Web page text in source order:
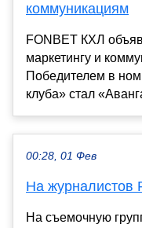
коммуникациям
FONBET КХЛ
маркетингу и
Победителем в
клуба» стал
00:28, 01 Фев
На журналистов
На съемочную